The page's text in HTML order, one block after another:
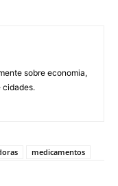
sobre economia,
cidades.
medicamentos